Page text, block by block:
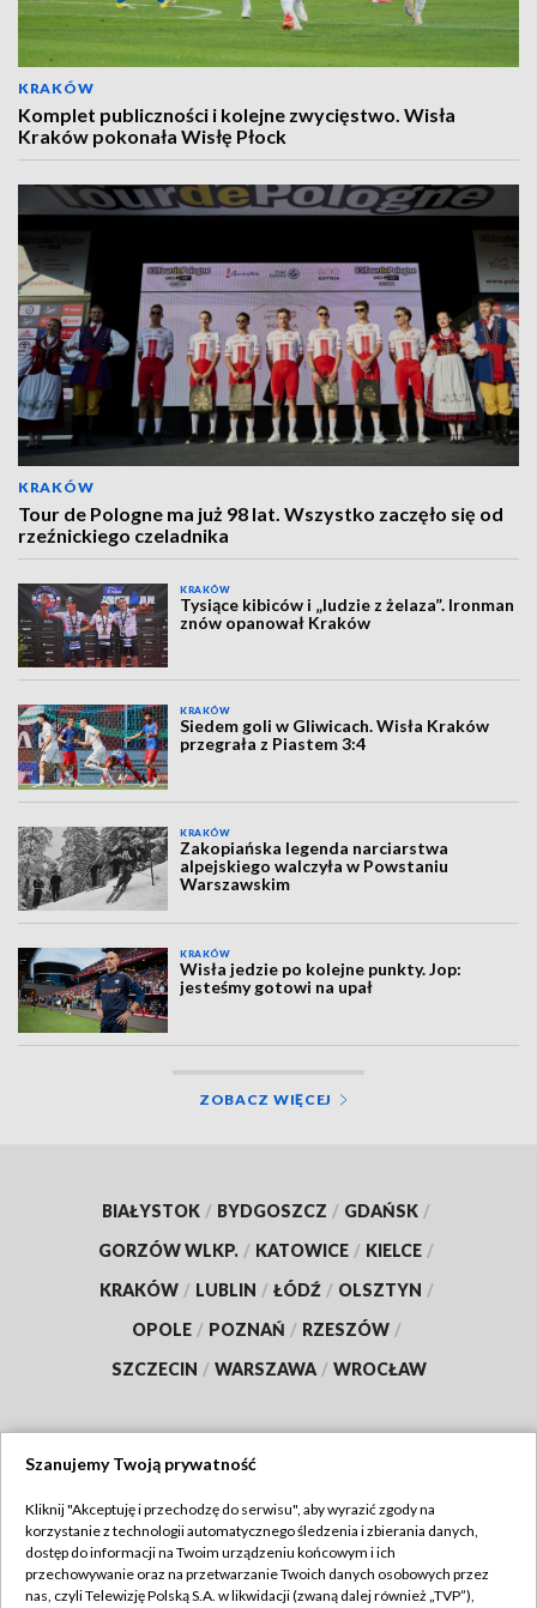
KRAKÓW
Komplet publiczności i kolejne zwycięstwo. Wisła
Kraków pokonała Wisłę Płock
KRAKÓW
Tour de Pologne ma już 98 lat. Wszystko zaczęło się od
rzeźnickiego czeladnika
KRAKÓW
Tysiące kibiców i „ludzie z żelaza”. Ironman
znów opanował Kraków
KRAKÓW
Siedem goli w Gliwicach. Wisła Kraków
przegrała z Piastem 3:4
KRAKÓW
Zakopiańska legenda narciarstwa
alpejskiego walczyła w Powstaniu
Warszawskim
KRAKÓW
Wisła jedzie po kolejne punkty. Jop:
jesteśmy gotowi na upał
ZOBACZ WIĘCEJ
BIAŁYSTOK / BYDGOSZCZ / GDAŃSK /
GORZÓW WLKP. / KATOWICE / KIELCE /
KRAKÓW / LUBLIN / ŁÓDŹ / OLSZTYN /
OPOLE / POZNAŃ / RZESZÓW /
SZCZECIN / WARSZAWA / WROCŁAW
TVP
Abonament TVP
Regulamin TVP
Szanujemy Twoją prywatność
Kliknij "Akceptuję i przechodzę do serwisu", aby wyrazić zgody na
korzystanie z technologii automatycznego śledzenia i zbierania danych,
dostęp do informacji na Twoim urządzeniu końcowym i ich
przechowywanie oraz na przetwarzanie Twoich danych osobowych przez
nas, czyli Telewizję Polską S.A. w likwidacji (zwaną dalej również „TVP”),